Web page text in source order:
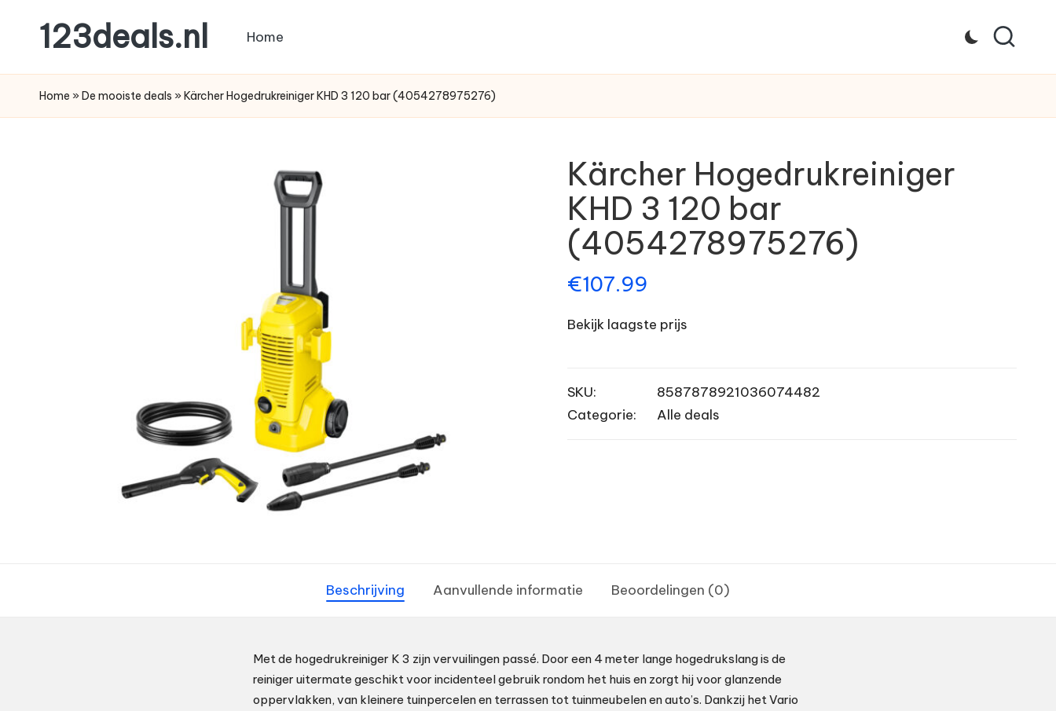
123deals.nl
leukste
deals
Home
Home » De mooiste deals » Kärcher Hogedrukreiniger KHD 3 120 bar (4054278975276)
Kärcher Hogedrukreiniger
KHD 3 120 bar
(4054278975276)
€107.99
Bekijk laagste prijs
SKU:
8587878921036074482
Categorie:
Alle deals
Beschrijving Aanvullende informatie Beoordelingen (0)
Met de hogedrukreiniger K 3 zijn vervuilingen passé. Door een 4 meter lange hogedrukslang is de
reiniger uitermate geschikt voor incidenteel gebruik rondom het huis en zorgt hij voor glanzende
oppervlakken, van kleinere tuinpercelen en terrassen tot tuinmeubelen en auto’s. Dankzij het Vario